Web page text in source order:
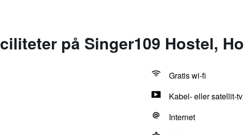
på Singer109 Hostel,
Gratis wi-fi
Kabel- eller satellit-tv
Internet